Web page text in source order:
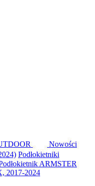
Nowości
Podłokietniki
ARMSTER
2017-2024